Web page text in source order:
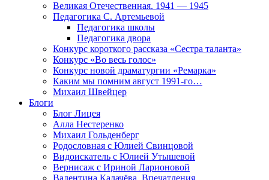
Великая Отечественная. 1941 — 1945
Педагогика С. Артемьевой
Педагогика школы
Педагогика двора
Конкурс короткого рассказа «Сестра таланта»
Конкурс «Во весь голос»
Конкурс новой драматургии «Ремарка»
Каким мы помним август 1991-го…
Михаил Швейцер
Блоги
Блог Лицея
Алла Нестеренко
Михаил Гольденберг
Родословная с Юлией Свинцовой
Видоискатель с Юлией Утышевой
Вернисаж с Ириной Ларионовой